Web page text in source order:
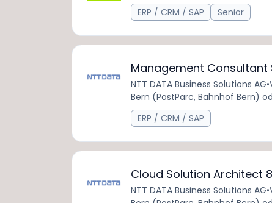
ERP / CRM / SAP
Senior
Management Consultant
NTT DATA Business Solutions AG•
Bern (PostParc, Bahnhof Bern)
ERP / CRM / SAP
Cloud Solution Architect
NTT DATA Business Solutions AG•